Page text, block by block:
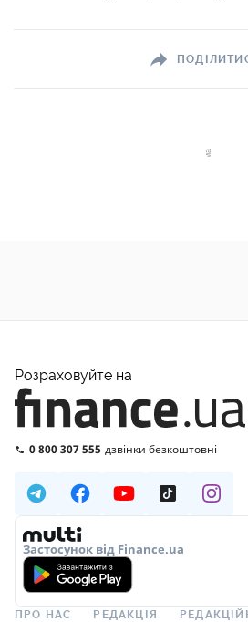
Розраховуйте на
0 800 307 555 дзвінки безкоштовні
Застосунок від Finance.ua
ПРО НАС РЕДАКЦІЯ